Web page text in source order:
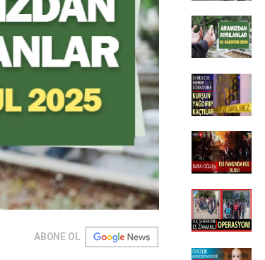
ABONE OL